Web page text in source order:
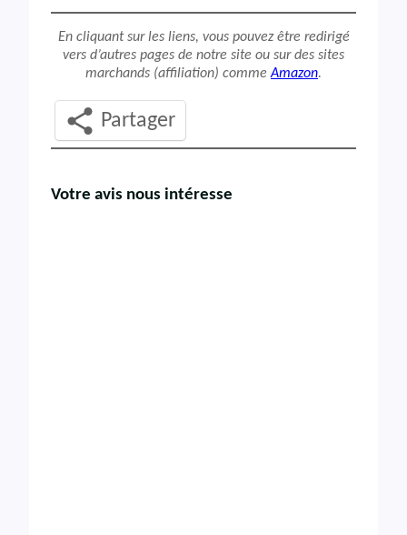
En cliquant sur les liens, vous pouvez être redirigé
vers d’autres pages de notre site ou sur des sites
marchands (affiliation) commeAmazon.
Partager
Votre avis nous intéresse